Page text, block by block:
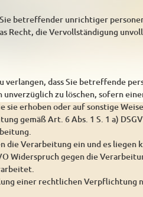
betreffender unrichtiger
Recht, die Vervollständigung
verlangen, dass Sie betreffende
zu löschen, sofern
sie erhoben oder auf sonstige
gemäß Art. 6 Abs. 1 S. 1 a)
die Verarbeitung ein und es
Widerspruch gegen die
einer rechtlichen Verpflichtung